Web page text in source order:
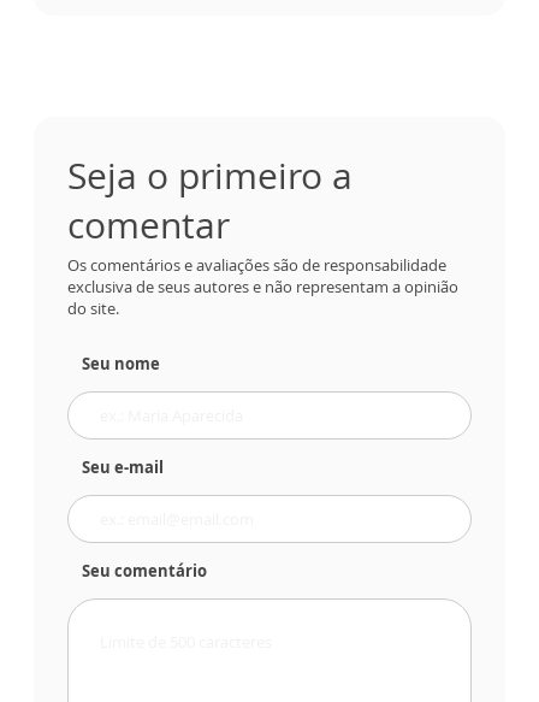
Seja o primeiro a
comentar
Os comentários e avaliações são de responsabilidade
exclusiva de seus autores e não representam a opinião
do site.
Seu nome
Seu e-mail
Seu comentário